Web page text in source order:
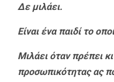
Δε μιλάει.
Είναι ένα παιδί το
Μιλάει όταν πρέπει
προσωπικότητας ας